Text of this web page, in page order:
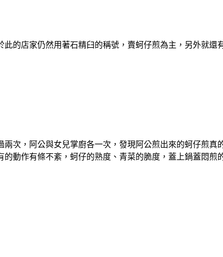
的店家仍然用著石精臼的稱號，賣蚵仔煎為主，另外就還
次，阿公與女兒掌廚各一次，發現阿公煎出來的蚵仔煎
動作有條不紊，蚵仔的熟度、青菜的脆度，蓋上鍋蓋悶煎